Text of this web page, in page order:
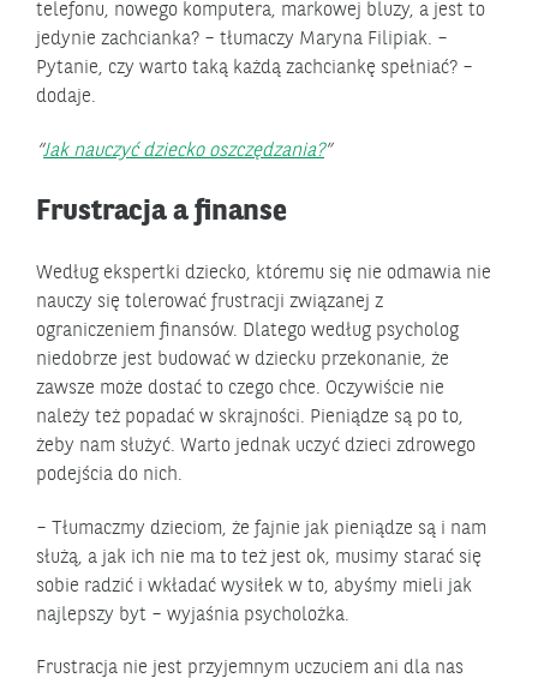
telefonu, nowego komputera, markowej bluzy, a jest to
jedynie zachcianka? – tłumaczy Maryna Filipiak. –
Pytanie, czy warto taką każdą zachciankę spełniać? –
dodaje.
Jak nauczyć dziecko oszczędzania?
Frustracja a finanse
Według ekspertki dziecko, któremu się nie odmawia nie
nauczy się tolerować frustracji związanej z
ograniczeniem finansów. Dlatego według psycholog
niedobrze jest budować w dziecku przekonanie, że
zawsze może dostać to czego chce. Oczywiście nie
należy też popadać w skrajności. Pieniądze są po to,
żeby nam służyć. Warto jednak uczyć dzieci zdrowego
podejścia do nich.
– Tłumaczmy dzieciom, że fajnie jak pieniądze są i nam
służą, a jak ich nie ma to też jest ok, musimy starać się
sobie radzić i wkładać wysiłek w to, abyśmy mieli jak
najlepszy byt – wyjaśnia psycholożka.
Frustracja nie jest przyjemnym uczuciem ani dla nas